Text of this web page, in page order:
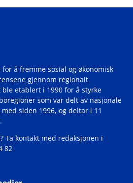
å fremme sosial og økonomisk
gjennom regionalt
etablert i 1990 for å styrke
som var delt av nasjonale
siden 1996, og deltar i 11
Ta kontakt med redaksjonen i
82